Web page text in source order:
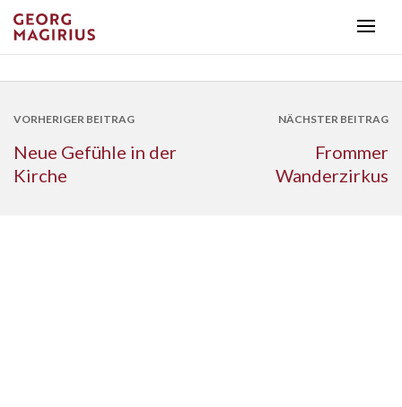
VORHERIGER BEITRAG
Neue Gefühle in der
Kirche
NÄCHSTER BEITRAG
Frommer
Wanderzirkus